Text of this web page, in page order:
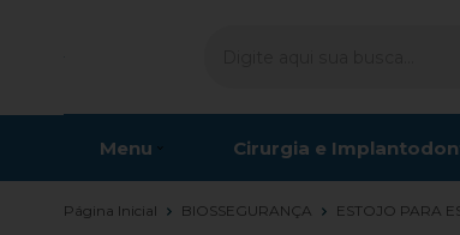
Menu Cirurgia e
Página Inicial BIOSSEGURANÇA ESTOJO PARA